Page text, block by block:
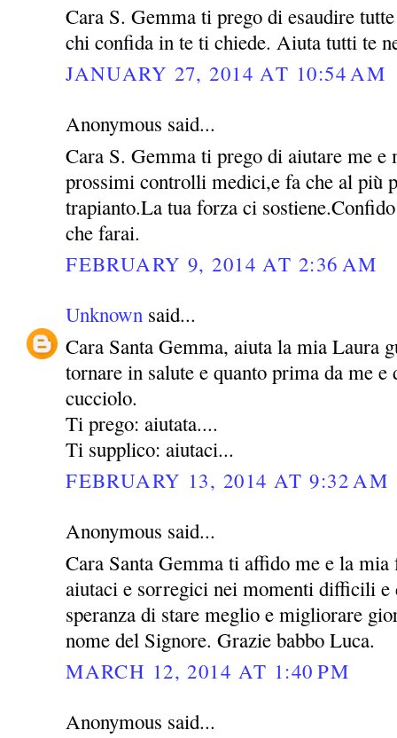
Cara S. Gemma ti prego di esaudire
chi confida in te ti chiede. Aiuta tutti te
JANUARY 27, 2014 AT 10:54 AM
Anonymous said...
Cara S. Gemma ti prego di aiutare me e
prossimi controlli medici,e fa che al più
trapianto.La tua forza ci
che farai.
FEBRUARY 9, 2014 AT 2:36 AM
Unknown said...
Cara Santa Gemma, aiuta la mia Laura
tornare in salute e quanto prima da me
cucciolo.
Ti prego: aiutata....
Ti supplico: aiutaci...
FEBRUARY 13, 2014 AT 9:32 AM
Anonymous said...
Cara Santa Gemma ti affido me e la
aiutaci e sorregici nei momenti difficili e
speranza di stare meglio e migliorare
nome del Signore. Grazie babbo Luca.
MARCH 12, 2014 AT 1:40 PM
Anonymous said...